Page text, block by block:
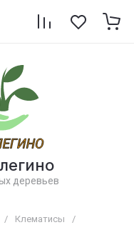
деревьев
/ Клематисы
/